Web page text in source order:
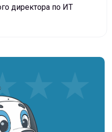
директора по ИТ